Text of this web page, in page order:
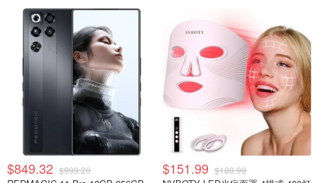
$849.32 $999.20 $151.99 $188.99